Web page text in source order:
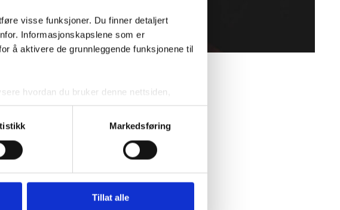
visse funksjoner. Du finner detaljert
Informasjonskapslene som er
å aktivere de grunnleggende funksjonene til
hvordan du bruker denne nettsiden,
Disse informasjonskapslene vil kun bli
men deaktivering av noen av dem kan
Markedsføring
Tillat alle
som skal fremføres/spilles,
Under en personlig
er da ganske åpent hvilke